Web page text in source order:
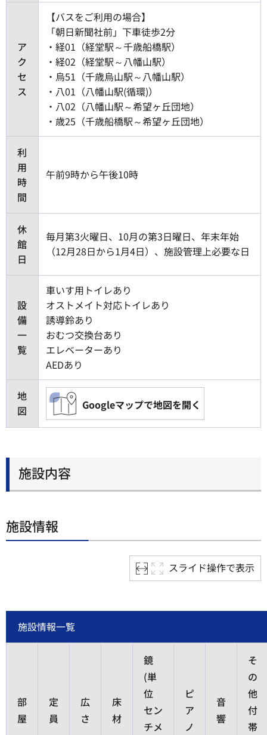
ア
ク
セ
ス
【バスをご利用の場合】
「朝日新聞社前」下車徒歩2分
・経01（経堂駅～千歳船橋駅）
・経02（経堂駅～八幡山駅）
・烏51（千歳烏山駅～八幡山駅）
・八01（八幡山駅(循環)）
・八02（八幡山駅～希望ヶ丘団地）
・歳25（千歳船橋駅～希望ヶ丘団地）
利
用
時
間
午前9時から午後10時
休
館
日
毎月第3火曜日、10月の第3日曜日、年末年始
（12月28日から1月4日）、施設管理上必要な日
設
備
一
覧
車いす用トイレあり
オストメイト対応トイレあり
誘導鈴あり
おむつ交換台あり
エレベーターあり
AEDあり
地
図
Googleマップで地図を開く
施設内容
施設情報
スライド操作で表示
施設情報一覧
部
屋
定
員
広
さ
床
材
鏡
(単
位
セン
チメ
ピ
ア
ノ
音
響
そ
の
他
付
帯